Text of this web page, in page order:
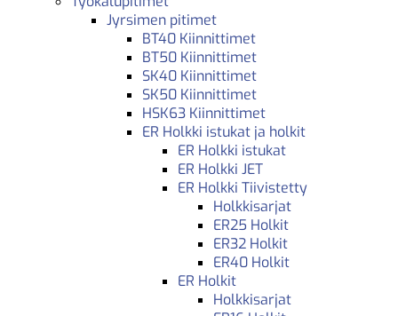
Jyrsimen pitimet
BT40 Kiinnittimet
BT50 Kiinnittimet
SK40 Kiinnittimet
SK50 Kiinnittimet
HSK63 Kiinnittimet
ER Holkki istukat ja holkit
ER Holkki istukat
ER Holkki JET
ER Holkki Tiivistetty
Holkkisarjat
ER25 Holkit
ER32 Holkit
ER40 Holkit
ER Holkit
Holkkisarjat